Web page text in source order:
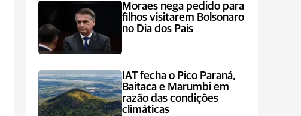
Moraes nega pedido para
filhos visitarem Bolsonaro
no Dia dos Pais
IAT fecha o Pico Paraná,
Baitaca e Marumbi em
razão das condições
climáticas